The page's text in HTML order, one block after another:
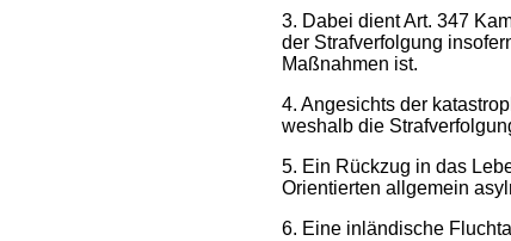
3. Dabei dient Art. 347
der Strafverfolgung
Maßnahmen ist.
4. Angesichts der
weshalb die
5. Ein Rückzug in das
Orientierten allgemein
6. Eine inländische